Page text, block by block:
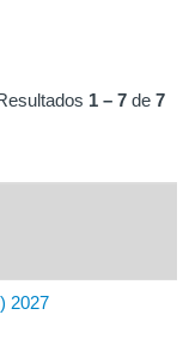
1 – 7 de 7
2027